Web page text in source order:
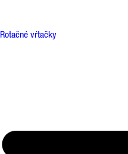
Rotačné vŕtačky